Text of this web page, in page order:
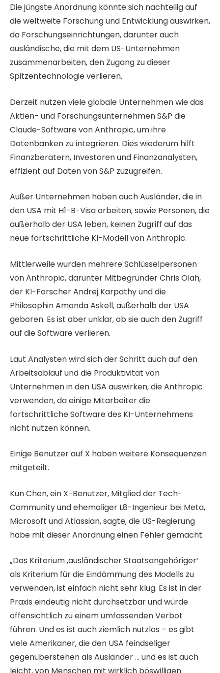
Die jüngste Anordnung könnte sich nachteilig auf
die weltweite Forschung und Entwicklung auswirken,
da Forschungseinrichtungen, darunter auch
ausländische, die mit dem US-Unternehmen
zusammenarbeiten, den Zugang zu dieser
Spitzentechnologie verlieren.
Derzeit nutzen viele globale Unternehmen wie das
Aktien- und Forschungsunternehmen S&P die
Claude-Software von Anthropic, um ihre
Datenbanken zu integrieren. Dies wiederum hilft
Finanzberatern, Investoren und Finanzanalysten,
effizient auf Daten von S&P zuzugreifen.
Außer Unternehmen haben auch Ausländer, die in
den USA mit H1-B-Visa arbeiten, sowie Personen, die
außerhalb der USA leben, keinen Zugriff auf das
neue fortschrittliche KI-Modell von Anthropic.
Mittlerweile wurden mehrere Schlüsselpersonen
von Anthropic, darunter Mitbegründer Chris Olah,
der KI-Forscher Andrej Karpathy und die
Philosophin Amanda Askell, außerhalb der USA
geboren. Es ist aber unklar, ob sie auch den Zugriff
auf die Software verlieren.
Laut Analysten wird sich der Schritt auch auf den
Arbeitsablauf und die Produktivität von
Unternehmen in den USA auswirken, die Anthropic
verwenden, da einige Mitarbeiter die
fortschrittliche Software des KI-Unternehmens
nicht nutzen können.
Einige Benutzer auf X haben weitere Konsequenzen
mitgeteilt.
Kun Chen, ein X-Benutzer, Mitglied der Tech-
Community und ehemaliger L8-Ingenieur bei Meta,
Microsoft und Atlassian, sagte, die US-Regierung
habe mit dieser Anordnung einen Fehler gemacht.
„Das Kriterium ‚ausländischer Staatsangehöriger‘
als Kriterium für die Eindämmung des Modells zu
verwenden, ist einfach nicht sehr klug. Es ist in der
Praxis eindeutig nicht durchsetzbar und würde
offensichtlich zu einem umfassenden Verbot
führen. Und es ist auch ziemlich nutzlos – es gibt
viele Amerikaner, die den USA feindseliger
gegenüberstehen als Ausländer … und es ist auch